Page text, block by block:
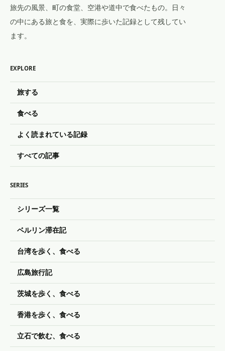
旅先の風景、町の食堂、空港や道中で食べたもの。日々
の中にある旅と食を、実際に歩いた記録として残してい
ます。
EXPLORE
旅する
食べる
よく読まれている記録
すべての記事
SERIES
シリーズ一覧
ベルリン滞在記
台湾を歩く、食べる
広島旅行記
茨城を歩く、食べる
香港を歩く、食べる
立石で飲む、食べる